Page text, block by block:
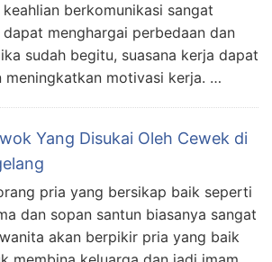
berkomunikasi sangat
menghargai perbedaan dan
sudah begitu, suasana kerja dapat
meningkatkan motivasi kerja. …
Yang Disukai Oleh Cewek di
pria yang bersikap baik seperti
dan sopan santun biasanya sangat
akan berpikir pria yang baik